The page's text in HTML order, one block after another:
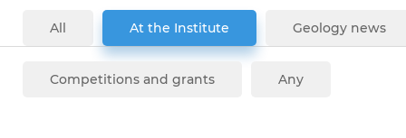
All At the Institute Geology news
Competitions and grants Any